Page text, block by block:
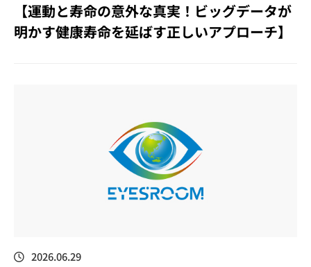
【運動と寿命の意外な真実！ビッグデータが
明かす健康寿命を延ばす正しいアプローチ】
2026.06.29